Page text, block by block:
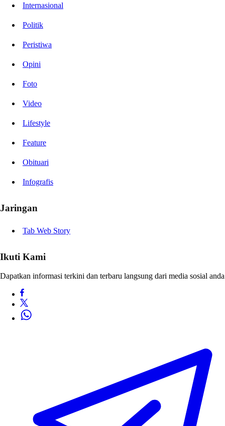
Internasional
Politik
Peristiwa
Opini
Foto
Video
Lifestyle
Feature
Obituari
Infografis
Jaringan
Tab Web Story
Ikuti Kami
Dapatkan informasi terkini dan terbaru langsung dari media sosial anda